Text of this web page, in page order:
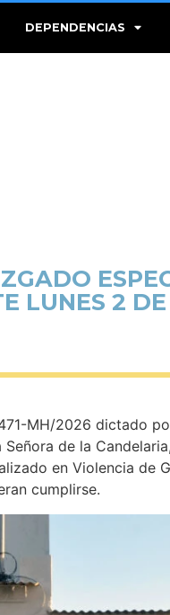
DEPENDENCIAS
LUNES 2
MH/2026 dictado
de la
en Violencia de
cumplirse.